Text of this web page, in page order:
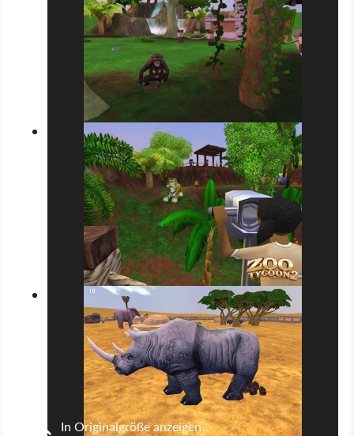
In Originalgröße anzeigen